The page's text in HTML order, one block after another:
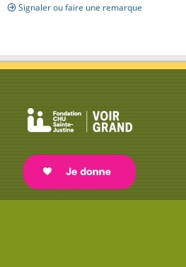
Signaler ou faire une remarque